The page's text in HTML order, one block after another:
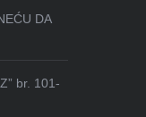
DA
br. 101-